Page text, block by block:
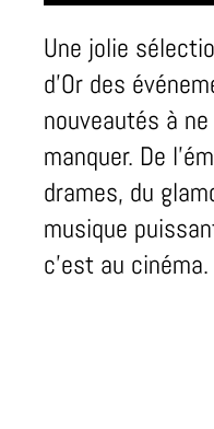
Une jolie
d’Or des
nouveautés à
manquer. De
drames, du
musique
c’est au cinéma.